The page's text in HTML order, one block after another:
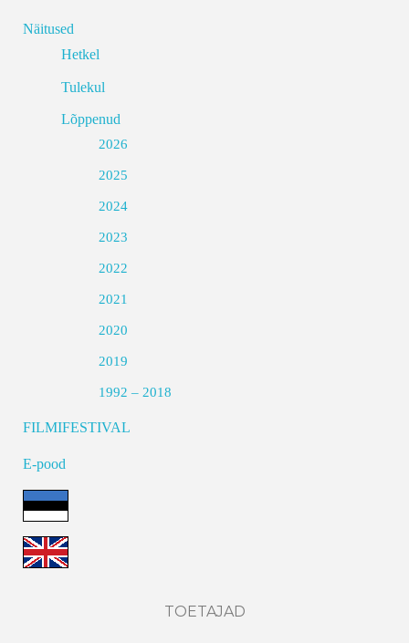
Näitused
Hetkel
Tulekul
Lõppenud
2026
2025
2024
2023
2022
2021
2020
2019
1992 – 2018
FILMIFESTIVAL
E-pood
TOETAJAD